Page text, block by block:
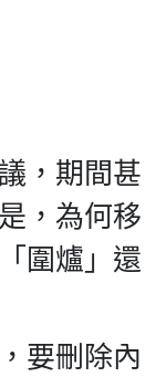
，期間甚
，為何移
圍爐」還
要刪除內